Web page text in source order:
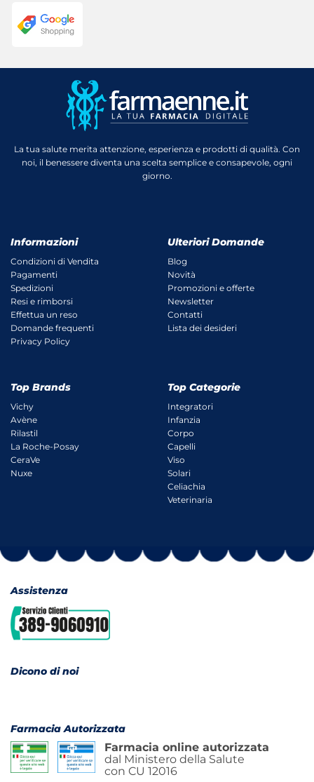
La tua salute merita attenzione, esperienza e prodotti di qualità. Con
noi, il benessere diventa una scelta semplice e consapevole, ogni
giorno.
Informazioni
Condizioni di Vendita
Pagamenti
Spedizioni
Resi e rimborsi
Effettua un reso
Domande frequenti
Privacy Policy
Ulteriori Domande
Blog
Novità
Promozioni e offerte
Newsletter
Contatti
Lista dei desideri
Top Brands
Vichy
Avène
Rilastil
La Roche-Posay
CeraVe
Nuxe
Top Categorie
Integratori
Infanzia
Corpo
Capelli
Viso
Solari
Celiachia
Veterinaria
Assistenza
Dicono di noi
Farmacia Autorizzata
Farmacia online autorizzata
dal Ministero della Salute
con CU 12016